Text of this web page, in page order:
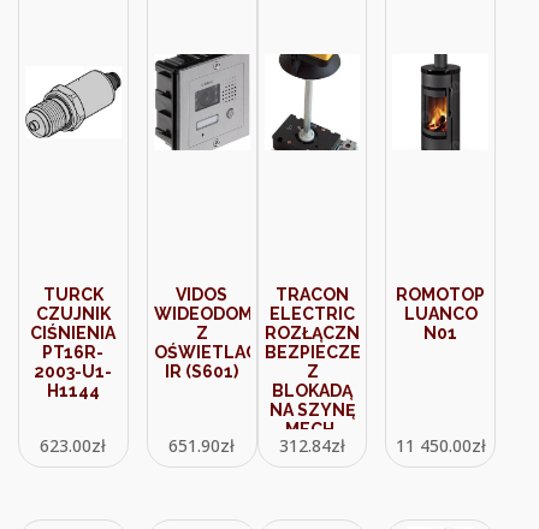
TURCK
CZUJNIK
CIŚNIENIA
PT16R-
2003-U1-
H1144
623.00zł
VIDOS
WIDEODOMOFON
Z
OŚWIETLACZEM
IR (S601)
651.90zł
TRACON
ELECTRIC
ROZŁĄCZNIK
BEZPIECZEŃSTWA
Z
BLOKADĄ
NA SZYNĘ
MECH.
DRZWIOWY
100A
312.84zł
ROMOTOP
LUANCO
N01
11 450.00zł